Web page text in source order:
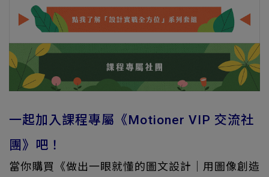
一起加入課程專屬《Motioner VIP 交流社
團》吧！
當你購買《做出一眼就懂的圖文設計｜用圖像創造